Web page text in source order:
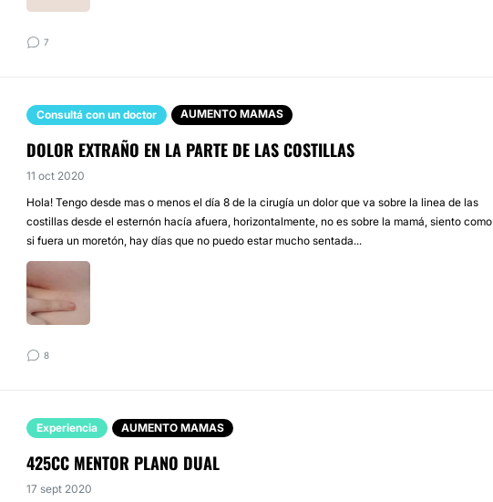
7
Consultá con un doctor AUMENTO MAMAS
DOLOR EXTRAÑO EN LA PARTE DE LAS COSTILLAS
11 oct 2020
Hola! Tengo desde mas o menos el día 8 de la cirugía un dolor que va sobre la linea de las
costillas desde el esternón hacía afuera, horizontalmente, no es sobre la mamá, siento como
si fuera un moretón, hay días que no puedo estar mucho sentada...
8
Experiencia AUMENTO MAMAS
425CC MENTOR PLANO DUAL
17 sept 2020